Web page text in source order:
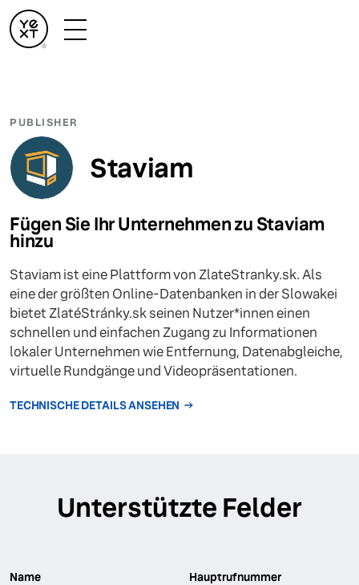
PUBLISHER
Staviam
Fügen Sie Ihr Unternehmen zu Staviam
hinzu
Staviam ist eine Plattform von ZlateStranky.sk. Als
eine der größten Online-Datenbanken in der Slowakei
bietet ZlatéStránky.sk seinen Nutzer*innen einen
schnellen und einfachen Zugang zu Informationen
lokaler Unternehmen wie Entfernung, Datenabgleiche,
virtuelle Rundgänge und Videopräsentationen.
TECHNISCHE DETAILS ANSEHEN
Unterstützte Felder
Name
Hauptrufnummer